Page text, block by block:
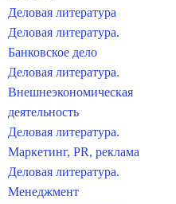
Деловая литература
Деловая литература.
Банковское дело
Деловая литература.
Внешнеэкономическая
деятельность
Деловая литература.
Маркетинг, PR, реклама
Деловая литература.
Менеджмент